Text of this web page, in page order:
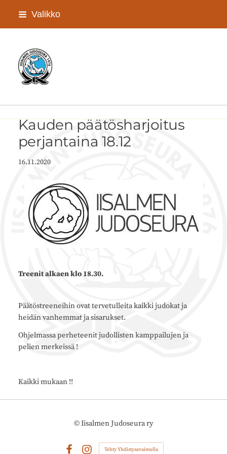
Siirry
Valikko
Iisalmen Judoseura ry
Kauden päätösharjoitus
perjantaina 18.12
16.11.2020
Treenit alkaen klo 18.30.
Päätöstreeneihin ovat tervetulleita kaikki judokat ja
heidän vanhemmat ja sisarukset.
Ohjelmassa perheteenit judollisten kamppailujen ja
pelien merkeissä !
Kaikki mukaan !!
©Iisalmen Judoseura ry
Tehty Yhdistysavaimella